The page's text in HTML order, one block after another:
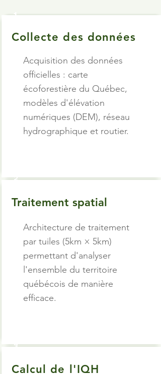
Collecte des données
Acquisition des données
officielles : carte
écoforestière du Québec,
modèles d'élévation
numériques (DEM), réseau
hydrographique et routier.
Traitement spatial
Architecture de traitement
par tuiles (5km × 5km)
permettant d'analyser
l'ensemble du territoire
québécois de manière
efficace.
Calcul de l'IQH
1
2
3